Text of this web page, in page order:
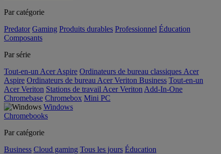
Par catégorie
Predator Gaming Produits durables Professionnel Éducation
Composants
Par série
Tout-en-un Acer Aspire Ordinateurs de bureau classiques Acer
Aspire Ordinateurs de bureau Acer Veriton Business Tout-en-un
Acer Veriton Stations de travail Acer Veriton Add-In-One
Chromebase Chromebox Mini PC
Windows
Chromebooks
Par catégorie
Business Cloud gaming Tous les jours Éducation